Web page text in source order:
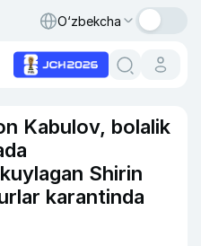
O‘zbekcha
Kabulov, bolalik
Shirin
karantinda